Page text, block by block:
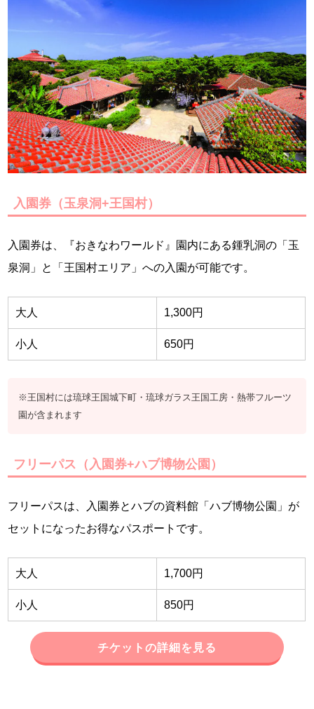
入園券（玉泉洞+王国村）
入園券は、『おきなわワールド』園内にある鍾乳洞の「玉
泉洞」と「王国村エリア」への入園が可能です。
大人 1,300円
小人 650円
※王国村には琉球王国城下町・琉球ガラス王国工房・熱帯フルーツ
園が含まれます
フリーパス（入園券+ハブ博物公園）
フリーパスは、入園券とハブの資料館「ハブ博物公園」が
セットになったお得なパスポートです。
大人 1,700円
小人 850円
チケットの詳細を見る